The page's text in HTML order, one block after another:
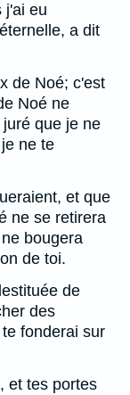
j'ai eu
a dit
de Noé; c'est
Noé ne
que je ne
ne te
et que
ne se retirera
bougera
de toi.
de
des
fonderai sur
et tes portes